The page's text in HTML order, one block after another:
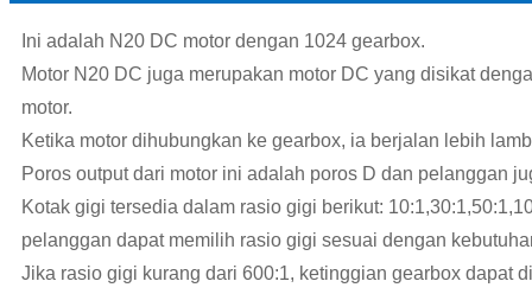
Ini adalah N20 DC motor dengan 1024 gearbox.
Motor N20 DC juga merupakan motor DC yang disikat
motor.
Ketika motor dihubungkan ke gearbox, ia berjalan lebih
Poros output dari motor ini adalah poros D dan pelanggan
Kotak gigi tersedia dalam rasio gigi berikut:
pelanggan dapat memilih rasio gigi sesuai dengan
Jika rasio gigi kurang dari 600:1, ketinggian gearbox dapat